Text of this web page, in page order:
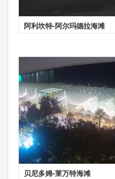
阿利坎特-阿尔玛德拉海滩
贝尼多姆-莱万特海滩